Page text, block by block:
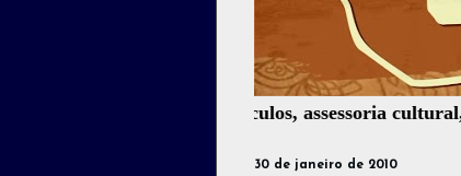
de espetáculos, assessoria cultural,
30 de janeiro de 2010